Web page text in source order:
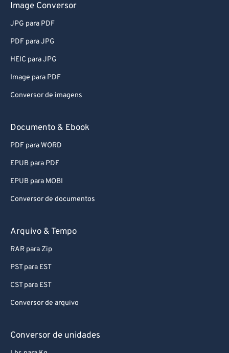
Image Conversor
JPG para PDF
PDF para JPG
HEIC para JPG
Image para PDF
Conversor de imagens
Documento & Ebook
PDF para WORD
EPUB para PDF
EPUB para MOBI
Conversor de documentos
Arquivo & Tempo
RAR para Zip
PST para EST
CST para EST
Conversor de arquivo
Conversor de unidades